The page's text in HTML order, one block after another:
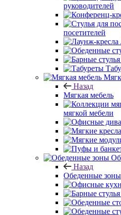
руководителей
посетителей
Назад
Мягкая мебель
мягкой мебели
Назад
Обеденные зоны